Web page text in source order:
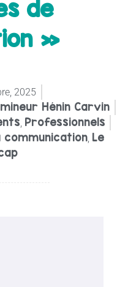
de
»
2025
Hénin Carvin
Professionnels
communication Le